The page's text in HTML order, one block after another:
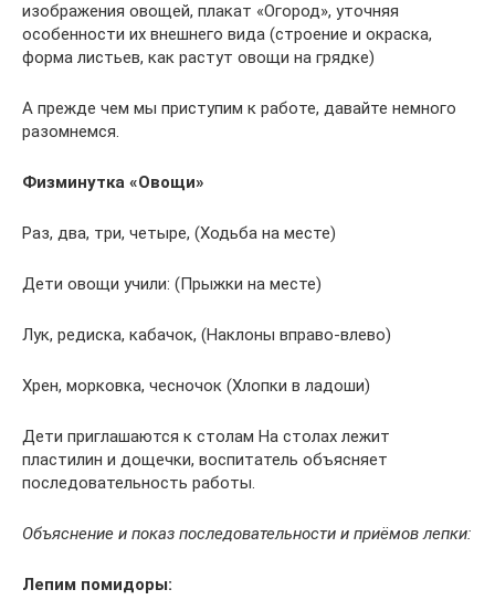
изображения овощей, плакат «Огород», уточняя
особенности их внешнего вида (строение и окраска,
форма листьев, как растут овощи на грядке)
А прежде чем мы приступим к работе, давайте немного
разомнемся.
Физминутка «Овощи»
Раз, два, три, четыре, (Ходьба на месте)
Дети овощи учили: (Прыжки на месте)
Лук, редиска, кабачок, (Наклоны вправо-влево)
Хрен, морковка, чесночок (Хлопки в ладоши)
Дети приглашаются к столам На столах лежит
пластилин и дощечки, воспитатель объясняет
последовательность работы.
Объяснение и показ последовательности и приёмов лепки:
Лепим помидоры: